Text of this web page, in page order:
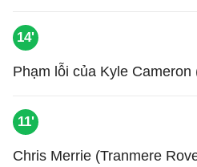
14'
Phạm lỗi của Kyle Cameron
11'
Chris Merrie (Tranmere